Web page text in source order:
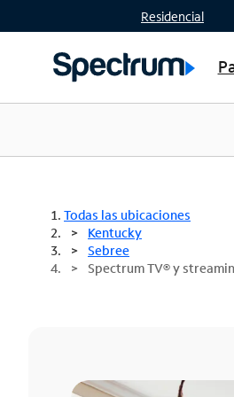
Residencial
Todas las ubicaciones
Kentucky
Sebree
Spectrum TV® y